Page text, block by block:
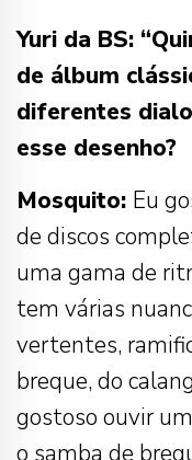
Yuri da BS:
de álbum
diferentes
esse desenho?
Mosquito: Eu
de discos
uma gama de
tem várias
vertentes,
breque, do
gostoso ouvir
o samba de